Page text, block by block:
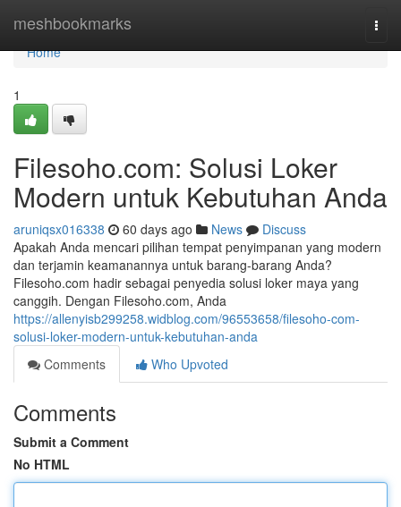
meshbookmarks
Home
Home
1
Filesoho.com: Solusi Loker
Modern untuk Kebutuhan Anda
aruniqsx016338 60 days ago News
Discuss
Apakah Anda mencari pilihan tempat penyimpanan yang modern
dan terjamin keamanannya untuk barang-barang Anda?
Filesoho.com hadir sebagai penyedia solusi loker maya yang
canggih. Dengan Filesoho.com, Anda
https://allenyisb299258.widblog.com/96553658/filesoho-com-
solusi-loker-modern-untuk-kebutuhan-anda
Comments
Who Upvoted
Comments
Submit a Comment
No HTML